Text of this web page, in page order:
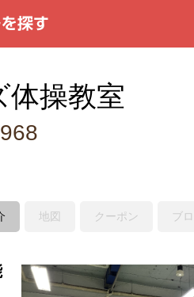
体操教室
地図 クーポン ブ